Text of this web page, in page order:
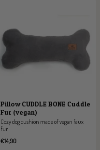
Pillow CUDDLE BONE Cuddle
Fur (vegan)
Cozy dog cushion made of vegan faux
fur
Sale
€14,90